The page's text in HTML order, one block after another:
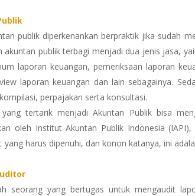
publik diperkenankan berpraktik jika sudah
akuntan publik terbagi menjadi dua jenis jasa,
laporan keuangan, pemeriksaan laporan
laporan keuangan dan lain sebagainya.
perpajakan serta konsultasi.
tertarik menjadi Akuntan Publik bisa
oleh Institut Akuntan Publik Indonesia
yang harus dipenuhi, dan konon katanya, ini
seorang yang bertugas untuk mengaudit